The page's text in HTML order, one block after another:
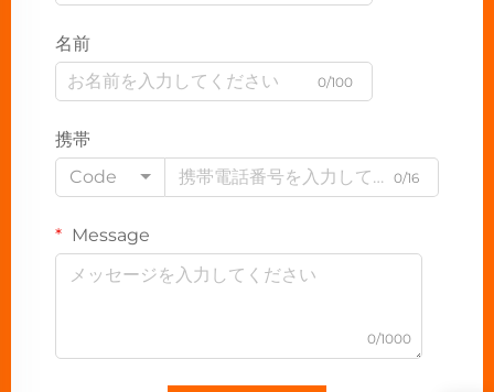
名前
0/100
携帯
Code
0/16
Message
0/1000